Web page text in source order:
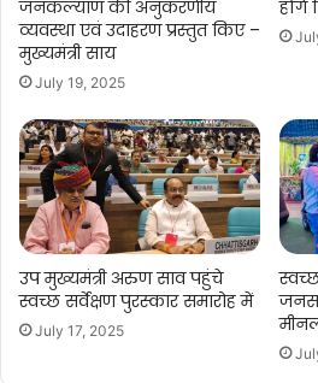
जनकल्याण की अनुकरणीय
व्यवस्था एवं उदाहरण प्रस्तुत किए –
मुख्यमंत्री साय
July 19, 2025
होंगे
उप मुख्यमंत्री अरुण साव पहुंचे
स्वच्छ सर्वेक्षण पुरस्कार समारोह में
July 17, 2025